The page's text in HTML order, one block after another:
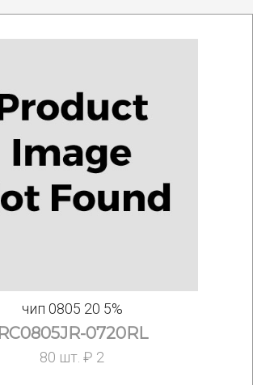
чип 0805 20 5%
RC0805JR-0720RL
80 шт. ₽ 2